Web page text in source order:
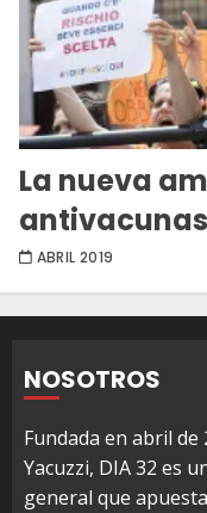
La nueva
antivacunas
ABRIL 2019
NOSOTROS
Fundada en abril
Yacuzzi, DIA 32 es
general que